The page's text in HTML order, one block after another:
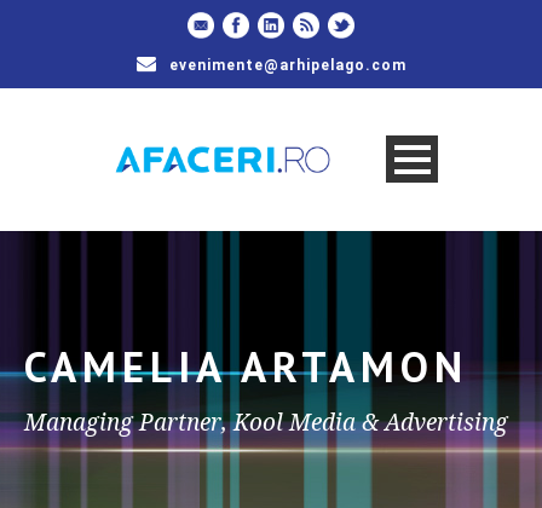
evenimente@arhipelago.com
CAMELIA ARTAMON
Managing Partner, Kool Media & Advertising